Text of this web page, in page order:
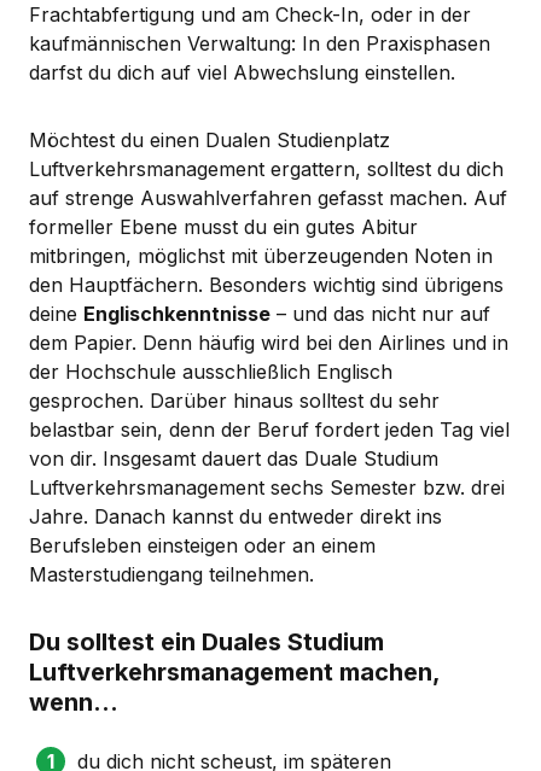
Frachtabfertigung und am Check-In, oder in der
kaufmännischen Verwaltung: In den Praxisphasen
darfst du dich auf viel Abwechslung einstellen.
Möchtest du einen Dualen Studienplatz
Luftverkehrsmanagement ergattern, solltest du dich
auf strenge Auswahlverfahren gefasst machen. Auf
formeller Ebene musst du ein gutes Abitur
mitbringen, möglichst mit überzeugenden Noten in
den Hauptfächern. Besonders wichtig sind übrigens
deine Englischkenntnisse – und das nicht nur auf
dem Papier. Denn häufig wird bei den Airlines und in
der Hochschule ausschließlich Englisch
gesprochen. Darüber hinaus solltest du sehr
belastbar sein, denn der Beruf fordert jeden Tag viel
von dir. Insgesamt dauert das Duale Studium
Luftverkehrsmanagement sechs Semester bzw. drei
Jahre. Danach kannst du entweder direkt ins
Berufsleben einsteigen oder an einem
Masterstudiengang teilnehmen.
Du solltest ein Duales Studium
Luftverkehrsmanagement machen,
wenn...
du dich nicht scheust, im späteren